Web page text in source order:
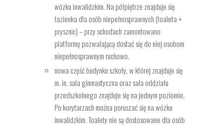
wózku inwalidzkim. Na półpiętrze znajduje się
łazienka dla osób niepełnosprawnych (toaleta +
prysznic) – przy schodach zamontowano
platformę pozwalającą dostać się do niej osobom
niepełnosprawnym ruchowo.
nowa część budynku szkoły, w której znajduje się
m. in. sala gimnastyczna oraz sala oddziału
przedszkolnego znajduje się na jednym poziomie.
Po korytarzach można poruszać się na wózku
inwalidzkim. Toalety nie są dostosowane dla osób